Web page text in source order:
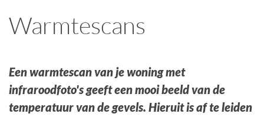
Warmtescans
Een warmtescan van je woning met
infraroodfoto's geeft een mooi beeld van de
temperatuur van de gevels. Hieruit is af te leiden